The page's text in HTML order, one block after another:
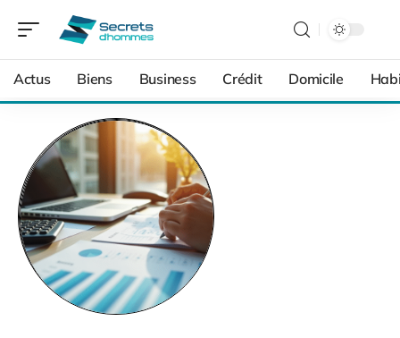
Actus Biens Business Crédit Domicile